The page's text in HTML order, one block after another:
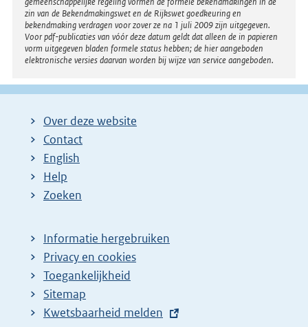
zin van de Bekendmakingswet en de Rijkswet goedkeuring en
bekendmaking verdragen voor zover ze na 1 juli 2009 zijn uitgegeven.
Voor pdf-publicaties van vóór deze datum geldt dat alleen de in papieren
vorm uitgegeven bladen formele status hebben; de hier aangeboden
elektronische versies daarvan worden bij wijze van service aangeboden.
Over deze website
Contact
English
Help
Zoeken
Informatie hergebruiken
Privacy en cookies
Toegankelijkheid
Sitemap
E
Kwetsbaarheid melden